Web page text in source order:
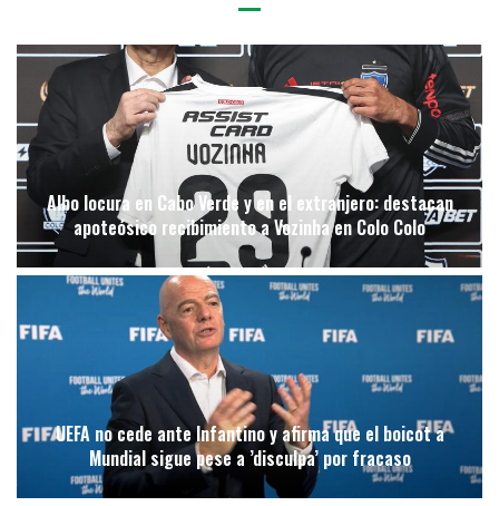
Albo locura en Cabo Verde y en el extranjero: destacan
apoteósico recibimiento a Vozinha en Colo Colo
UEFA no cede ante Infantino y afirma que el boicot a
Mundial sigue pese a ’disculpa’ por fracaso